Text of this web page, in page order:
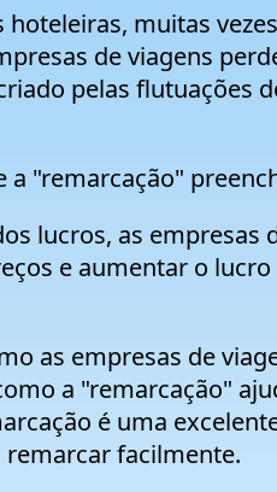
muitas
de viagens
pelas flutuações
a "remarcação"
lucros, as empresas
e aumentar o
as empresas de
a "remarcação"
é uma
remarcar facilmente.